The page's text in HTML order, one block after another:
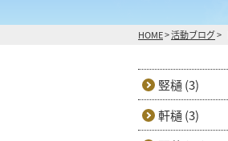
HOME>活動ブログ>
竪樋 (3)
軒樋 (3)